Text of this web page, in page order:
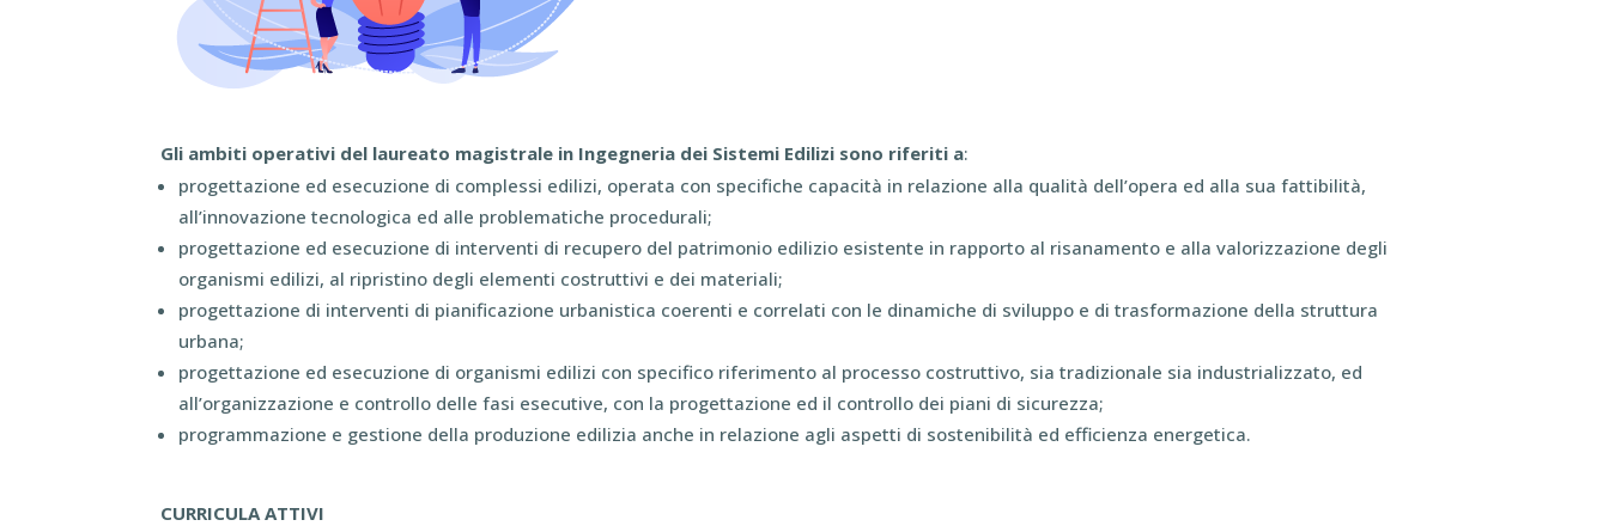
Gli ambiti operativi del laureato magistrale in Ingegneria dei Sistemi Edilizi sono riferiti a:
progettazione ed esecuzione di complessi edilizi, operata con specifiche capacità in relazione alla qualità dell’opera ed alla sua fattibilità,
all’innovazione tecnologica ed alle problematiche procedurali;
progettazione ed esecuzione di interventi di recupero del patrimonio edilizio esistente in rapporto al risanamento e alla valorizzazione degli
organismi edilizi, al ripristino degli elementi costruttivi e dei materiali;
progettazione di interventi di pianificazione urbanistica coerenti e correlati con le dinamiche di sviluppo e di trasformazione della struttura
urbana;
progettazione ed esecuzione di organismi edilizi con specifico riferimento al processo costruttivo, sia tradizionale sia industrializzato, ed
all’organizzazione e controllo delle fasi esecutive, con la progettazione ed il controllo dei piani di sicurezza;
programmazione e gestione della produzione edilizia anche in relazione agli aspetti di sostenibilità ed efficienza energetica.
CURRICULA ATTIVI